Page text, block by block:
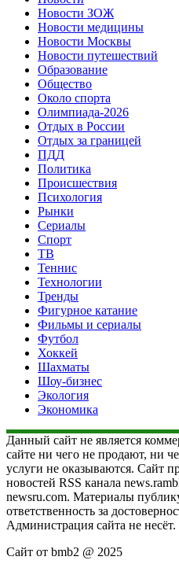
Новости ЗОЖ
Новости медицины
Новости Москвы
Новости путешествий
Образование
Общество
Около спорта
Олимпиада-2026
Отдых в России
Отдых за границей
ПДД
Политика
Происшествия
Психология
Рынки
Сериалы
Спорт
ТВ
Теннис
Технологии
Тренды
Фигурное катание
Фильмы и сериалы
Футбол
Хоккей
Шахматы
Шоу-бизнес
Экология
Экономика
Данный сайт не является
сайте ни чего не продают, ни
услуги не оказываются. Сайт
новостей RSS канала
newsru.com. Материалы
ответственность за
Администрация сайта не несёт.
Сайт от bmb2 @ 2025